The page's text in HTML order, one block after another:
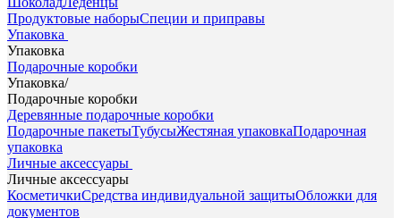
Продуктовые наборыСпеции и приправы
Упаковка
Упаковка
Подарочные коробки
Упаковка/
Подарочные коробки
Деревянные подарочные коробки
Подарочные пакетыТубусыЖестяная упаковкаПодарочная
упаковка
Личные аксессуары
Личные аксессуары
КосметичкиСредства индивидуальной защитыОбложки для
документов